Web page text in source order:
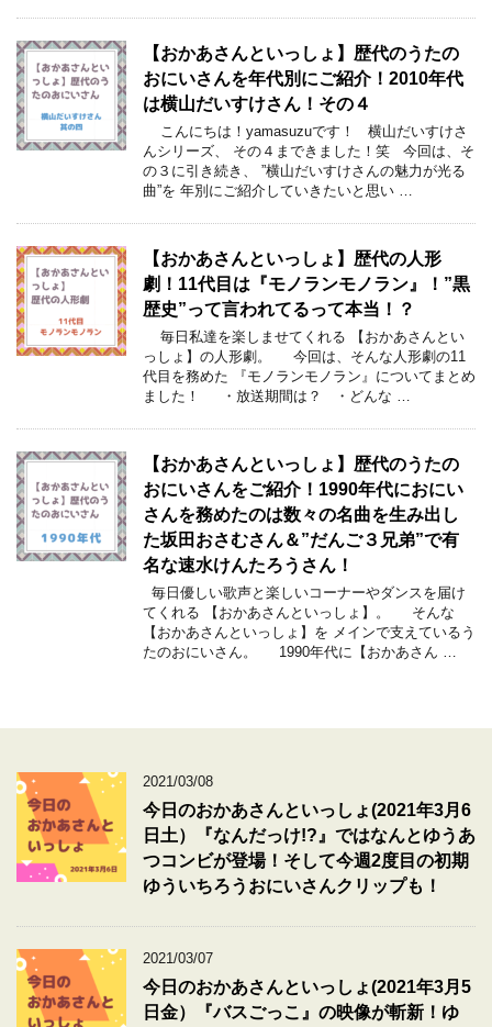
【おかあさんといっしょ】歴代のうたの
おにいさんを年代別にご紹介！2010年代
は横山だいすけさん！その４
こんにちは！yamasuzuです！ 横山だいすけさ
んシリーズ、 その４まできました！笑 今回は、そ
の３に引き続き、 ”横山だいすけさんの魅力が光る
曲”を 年別にご紹介していきたいと思い …
【おかあさんといっしょ】歴代の人形
劇！11代目は『モノランモノラン』！”黒
歴史”って言われてるって本当！？
毎日私達を楽しませてくれる 【おかあさんとい
っしょ】の人形劇。 今回は、そんな人形劇の11
代目を務めた 『モノランモノラン』についてまとめ
ました！ ・放送期間は？ ・どんな …
【おかあさんといっしょ】歴代のうたの
おにいさんをご紹介！1990年代におにい
さんを務めたのは数々の名曲を生み出し
た坂田おさむさん＆”だんご３兄弟”で有
名な速水けんたろうさん！
毎日優しい歌声と楽しいコーナーやダンスを届け
てくれる 【おかあさんといっしょ】。 そんな
【おかあさんといっしょ】を メインで支えているう
たのおにいさん。 1990年代に【おかあさん …
2021/03/08
今日のおかあさんといっしょ(2021年3月6
日土）『なんだっけ!?』ではなんとゆうあ
つコンビが登場！そして今週2度目の初期
ゆういちろうおにいさんクリップも！
2021/03/07
今日のおかあさんといっしょ(2021年3月5
日金）『バスごっこ』の映像が斬新！ゆ